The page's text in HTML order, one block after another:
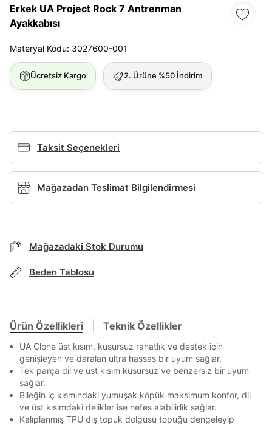
Erkek UA Project Rock 7 Antrenman
Ayakkabısı
Materyal Kodu: 3027600-001
Ücretsiz Kargo 2. Ürüne %50 İndirim
Taksit Seçenekleri
Banka Kart
İşbankası Maximum 6
Akbank Axess
Ziraat Bankası
QNB QNB 4
AnadoluBank
Mağazadan Teslimat Bilgilendirmesi
Mağazadaki Stok Durumu
Beden Tablosu
Ürün Özellikleri Teknik Özellikler
UA Clone üst kısım, kusursuz rahatlık ve destek için
genişleyen ve daralan ultra hassas bir uyum sağlar.
Tek parça dil ve üst kısım kusursuz ve benzersiz bir uyum
sağlar.
Bileğin iç kısmındaki yumuşak köpük maksimum konfor, dil
ve üst kısımdaki delikler ise nefes alabilirlik sağlar.
Kalıplanmış TPU dış topuk dolgusu topuğu dengeleyip
Beden Seçin
Mağazada Bul
BEDEN TABLOSU
Stok Bildirimi
Ürün stoklara geldiğinde
bildirim göndereceğiz.
Term Of Use
Kapat
ipsum
Kapat
Siparişinizin durumu hakkında bilgi alabilmek için
aşağıdaki bilgileri giriniz.
E-posta Adresi *
Sipariş Numaranız *
E-posta
Şifre
Şifre*
göster
En az 8 karakter
Bir küçük harf karakter
Bir rakam
Bir büyük harf
sn
SMS Onay Kodu
Bilgilerinizi güncellemek için lütfen telefonunuza SMS
ile gelen kodu girerek telefon numaranızı doğrulayın.
sn
SMS Onay Kodu
Bilgilerinizi güncellemek için lütfen telefonunuza SMS
ile gelen kodu girerek telefon numaranızı doğrulayın.